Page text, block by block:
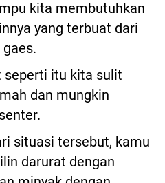
kita membutuhkan
yang terbuat dari
seperti itu kita sulit
dan mungkin
situasi tersebut, kamu
darurat dengan